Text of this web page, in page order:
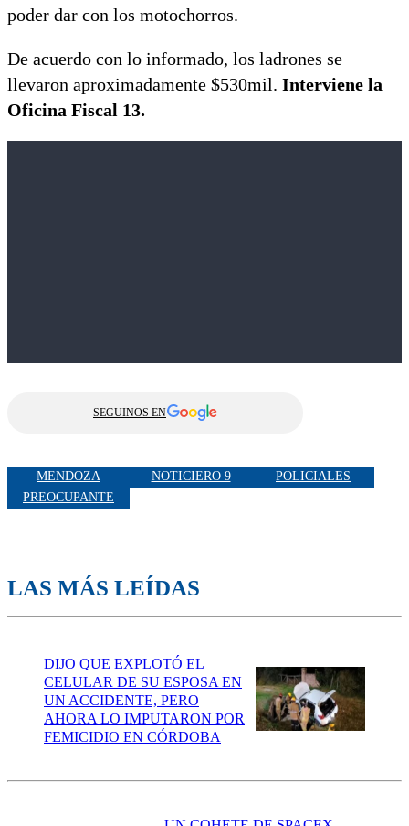
poder dar con los motochorros.
De acuerdo con lo informado, los ladrones se
llevaron aproximadamente $530mil. Interviene la
Oficina Fiscal 13.
SEGUINOS EN
MENDOZA NOTICIERO 9
POLICIALES
PREOCUPANTE
LAS MÁS LEÍDAS
DIJO QUE EXPLOTÓ EL
CELULAR DE SU ESPOSA EN
UN ACCIDENTE, PERO
AHORA LO IMPUTARON POR
FEMICIDIO EN CÓRDOBA